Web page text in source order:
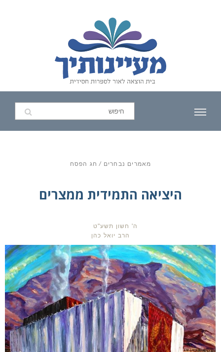
מאמרים נבחרים / חג הפסח
היציאה התמידית ממצרים
ה' חשון תשע"ט
הרב יואל כהן